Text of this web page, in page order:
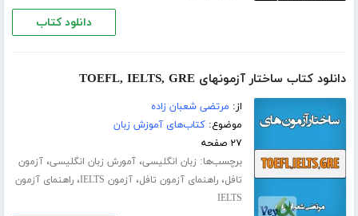
دانلود کتاب
دانلود کتاب ساختار آزمون­های TOEFL, IELTS, GRE
از: مرتضی شعبان زاده
موضوع:کتاب‌های آموزش زبان
۲۷ صفحه
برچسب‌ها: زبان انگلیسی،آمورش زبان انگلیسی،آزمون
تافل،راهنمای آزمون تافل،آزمون IELTS ،راهنمای آزمون
IELTS